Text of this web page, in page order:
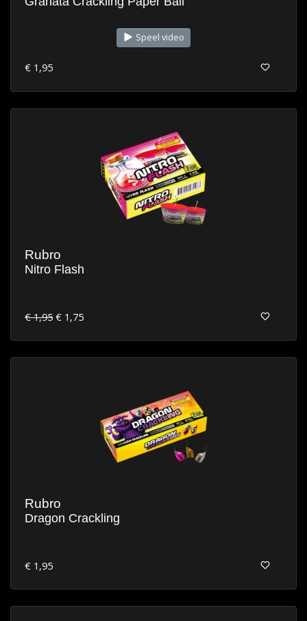
Speel video
€ 1,95
Rubro
Nitro Flash
€ 1,95 € 1,75
Rubro
Dragon Crackling
€ 1,95